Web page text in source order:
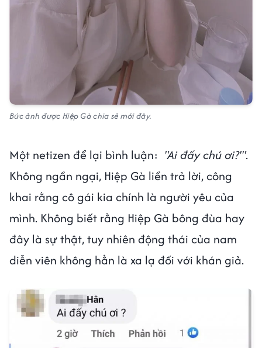
Bức ảnh được Hiệp Gà chia sẻ mới đây.
Một netizen để lại bình luận: "Ai đấy chú ơi?'".
Không ngần ngại, Hiệp Gà liền trả lời, công
khai rằng cô gái kia chính là người yêu của
mình. Không biết rằng Hiệp Gà bông đùa hay
đây là sự thật, tuy nhiên động thái của nam
diễn viên không hẳn là xa lạ đối với khán giả.